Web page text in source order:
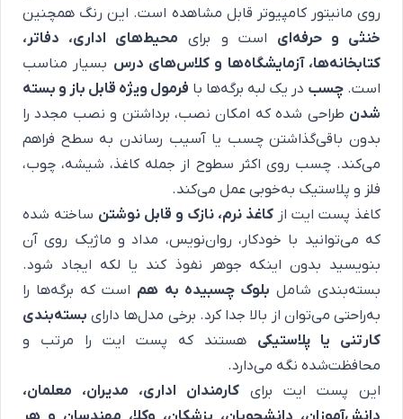
روی مانیتور کامپیوتر قابل مشاهده است. این رنگ همچنین
خنثی و حرفه‌ای است و برای محیط‌های اداری، دفاتر،
کتابخانه‌ها، آزمایشگاه‌ها و کلاس‌های درس بسیار مناسب
است. چسب در یک لبه برگه‌ها با فرمول ویژه قابل باز و بسته
شدن طراحی شده که امکان نصب، برداشتن و نصب مجدد را
بدون باقی‌گذاشتن چسب یا آسیب رساندن به سطح فراهم
می‌کند. چسب روی اکثر سطوح از جمله کاغذ، شیشه، چوب،
فلز و پلاستیک به‌خوبی عمل می‌کند.
کاغذ پست ایت از کاغذ نرم، نازک و قابل نوشتن ساخته شده
که می‌توانید با خودکار، روان‌نویس، مداد و ماژیک روی آن
بنویسید بدون اینکه جوهر نفوذ کند یا لکه ایجاد شود.
بسته‌بندی شامل بلوک چسبیده به هم است که برگه‌ها را
به‌راحتی می‌توان از بالا جدا کرد. برخی مدل‌ها دارای بسته‌بندی
کارتنی یا پلاستیکی هستند که پست ایت را مرتب و
محافظت‌شده نگه می‌دارد.
این پست ایت برای کارمندان اداری، مدیران، معلمان،